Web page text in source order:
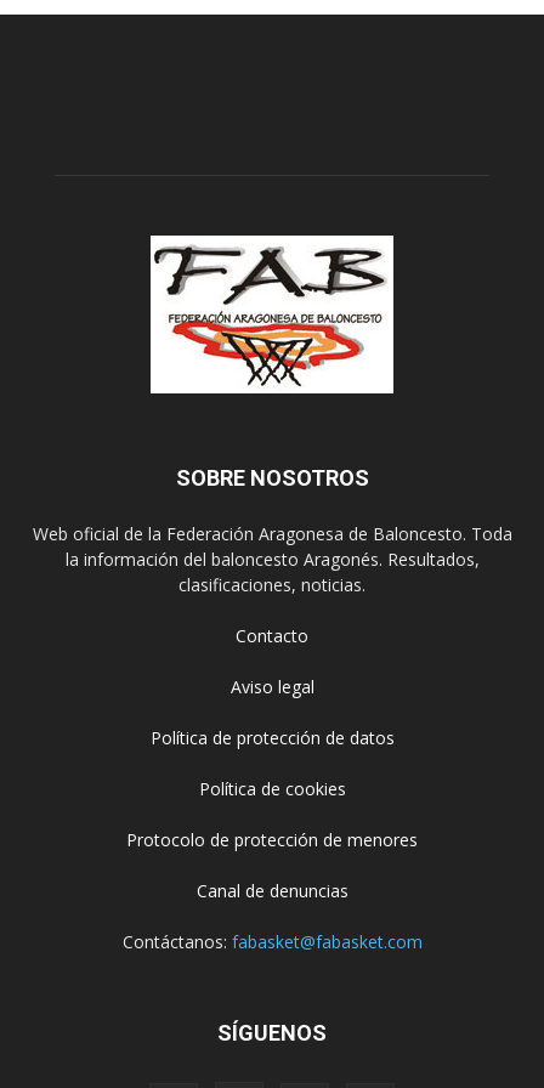
SOBRE NOSOTROS
Web oficial de la Federación Aragonesa de Baloncesto. Toda
la información del baloncesto Aragonés. Resultados,
clasificaciones, noticias.
Contacto
Aviso legal
Política de protección de datos
Política de cookies
Protocolo de protección de menores
Canal de denuncias
Contáctanos: fabasket@fabasket.com
SÍGUENOS